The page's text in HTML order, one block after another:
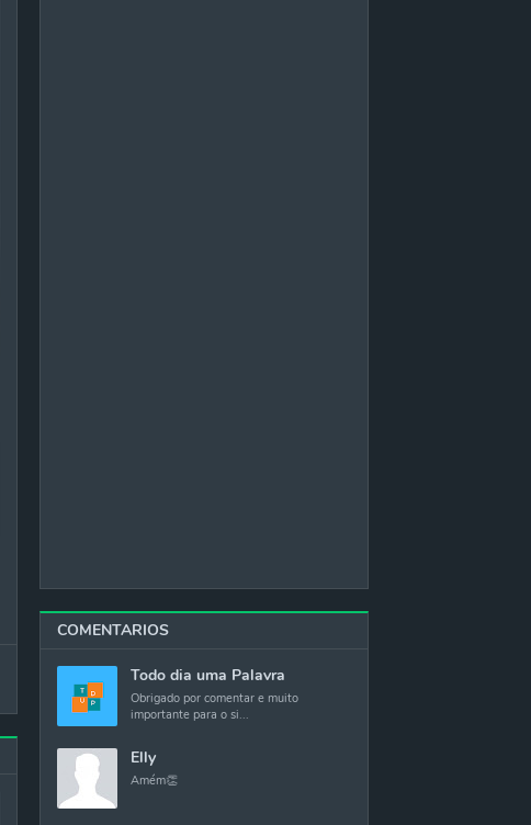
COMENTARIOS
Todo dia uma Palavra
Obrigado por comentar e muito
importante para o si...
Elly
Amém👏